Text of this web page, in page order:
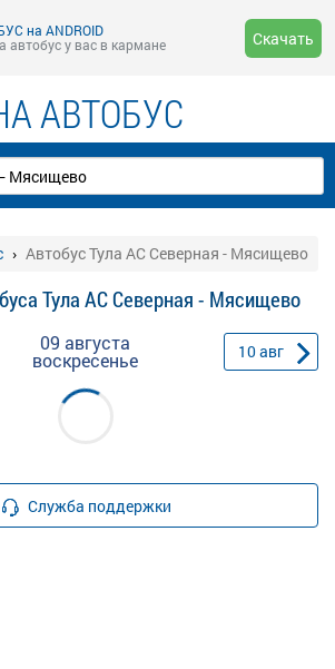
на ANDROID
автобус у вас в кармане
Скачать
АВТОБУС
Автобус Тула АС Северная - Мясищево
Тула АС Северная - Мясищево
09 августа
воскресенье 10авг
Служба поддержки